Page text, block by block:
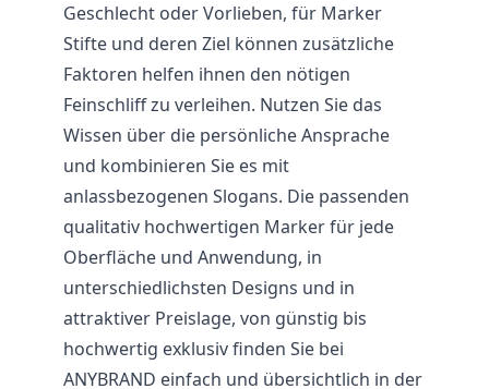
Geschlecht oder Vorlieben, für Marker
Stifte und deren Ziel können zusätzliche
Faktoren helfen ihnen den nötigen
Feinschliff zu verleihen. Nutzen Sie das
Wissen über die persönliche Ansprache
und kombinieren Sie es mit
anlassbezogenen Slogans. Die passenden
qualitativ hochwertigen Marker für jede
Oberfläche und Anwendung, in
unterschiedlichsten Designs und in
attraktiver Preislage, von günstig bis
hochwertig exklusiv finden Sie bei
ANYBRAND einfach und übersichtlich in der